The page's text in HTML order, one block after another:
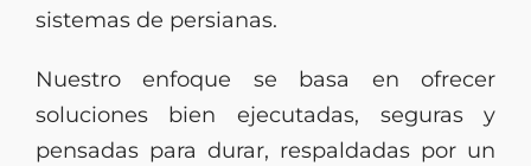
sistemas de persianas.
Nuestro enfoque se basa en ofrecer
soluciones bien ejecutadas, seguras y
pensadas para durar, respaldadas por un